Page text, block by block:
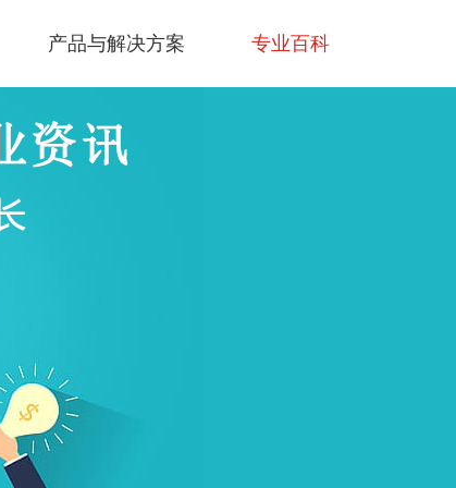
产品与解决方案 专业百科